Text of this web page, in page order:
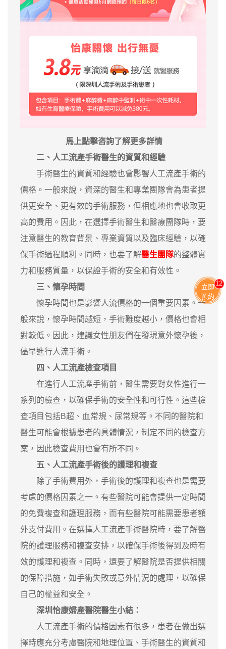
馬上點擊咨詢了解更多詳情
二、人工流產手術醫生的資質和經驗
手術醫生的資質和經驗也會影響人工流產手術的
價格。一般來說，資深的醫生和專業團隊會為患者提
供更安全、更有效的手術服務，但相應地也會收取更
高的費用。因此，在選擇手術醫生和醫療團隊時，要
注意醫生的教育背景、專業資質以及臨床經驗，以確
保手術過程順利。同時，也要了解醫生團隊的整體實
力和服務質量，以保證手術的安全和有效性。
三、懷孕時間
懷孕時間也是影響人流價格的一個重要因素。一
般來說，懷孕時間越短，手術難度越小，價格也會相
對較低。因此，建議女性朋友們在發現意外懷孕後，
儘早進行人流手術。
四、人工流產檢查項目
在進行人工流產手術前，醫生需要對女性進行一
系列的檢查，以確保手術的安全性和可行性。這些檢
查項目包括B超、血常規、尿常規等。不同的醫院和
醫生可能會根據患者的具體情況，制定不同的檢查方
案，因此檢查費用也會有所不同。
五、人工流產手術後的護理和複查
除了手術費用外，手術後的護理和複查也是需要
考慮的價格因素之一。有些醫院可能會提供一定時間
的免費複查和護理服務，而有些醫院可能需要患者額
外支付費用。在選擇人工流產手術醫院時，要了解醫
院的護理服務和複查安排，以確保手術後得到及時有
效的護理和複查。同時，還要了解醫院是否提供相關
的保障措施，如手術失敗或意外情況的處理，以確保
自己的權益和安全。
深圳怡康婦產醫院醫生小結：
人工流產手術的價格因素有很多，患者在做出選
擇時應充分考慮醫院和地理位置、手術醫生的資質和
立即
預約
13